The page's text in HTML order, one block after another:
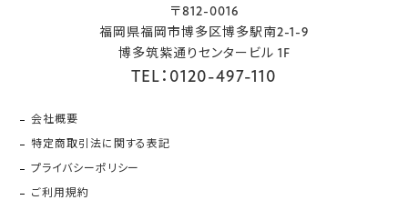
〒812-0016
福岡県福岡市博多区博多駅南2-1-9
博多筑紫通りセンタービル 1F
TEL：0120-497-110
会社概要
特定商取引法に関する表記
プライバシーポリシー
ご利用規約